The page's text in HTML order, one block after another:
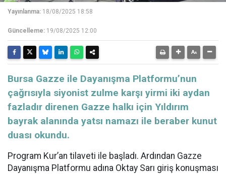
Yayınlanma: 18/08/2025 18:58
Güncelleme: 19/08/2025 12:00
Bursa Gazze ile Dayanışma Platformu’nun
çağrısıyla siyonist zulme karşı yirmi iki aydan
fazladır direnen Gazze halkı için Yıldırım
bayrak alanında yatsı namazı ile beraber kunut
duası okundu.
Program Kur’an tilaveti ile başladı. Ardından Gazze
Dayanışma Platformu adına Oktay Sarı giriş konuşması